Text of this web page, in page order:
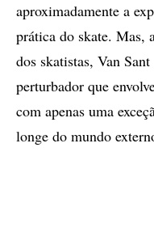
aproximadamente a
prática do skate. Mas,
dos skatistas, Van
perturbador que
com apenas uma
longe do mundo